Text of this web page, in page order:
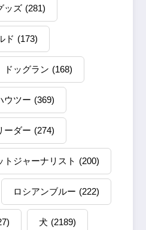
ッズ (281)
ド (173)
ドッグラン (168)
ウツー (369)
ーダー (274)
トジャーナリスト (200)
ロシアンブルー (222)
犬 (2189)